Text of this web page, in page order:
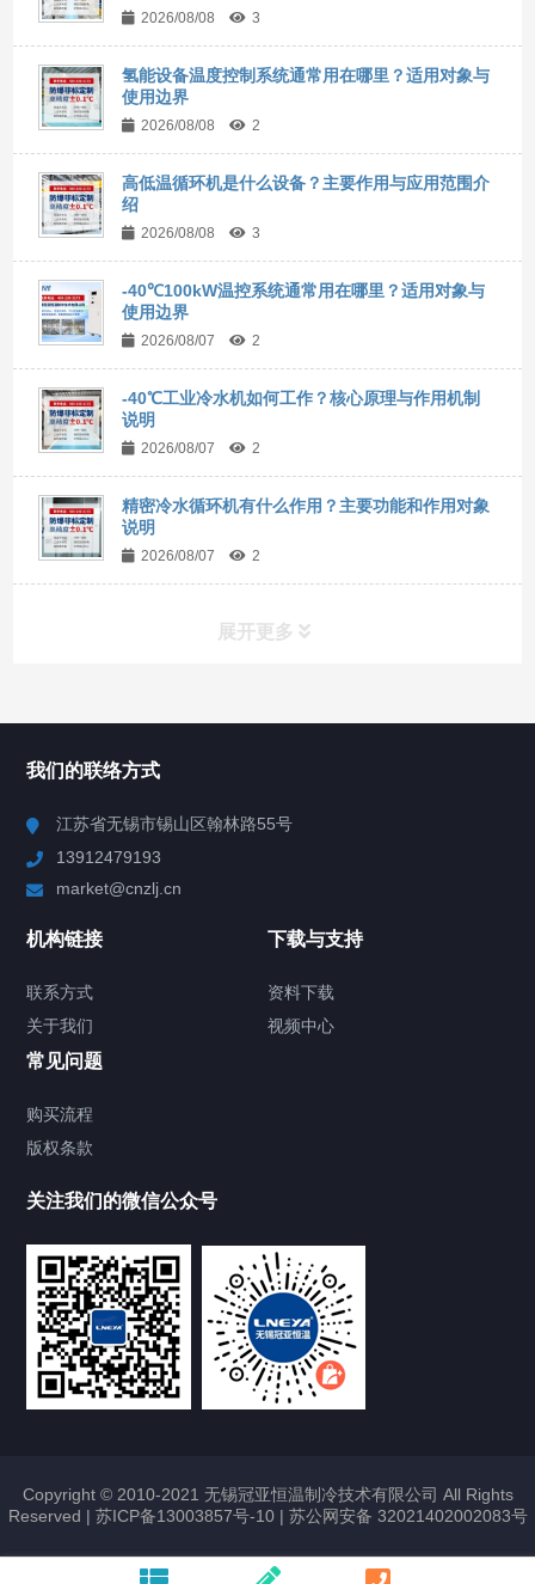
2026/08/08 3
氢能设备温度控制系统通常用在哪里？适用对象与
使用边界
2026/08/08 2
高低温循环机是什么设备？主要作用与应用范围介
绍
2026/08/08 3
-40℃100kW温控系统通常用在哪里？适用对象与
使用边界
2026/08/07 2
-40℃工业冷水机如何工作？核心原理与作用机制
说明
2026/08/07 2
精密冷水循环机有什么作用？主要功能和作用对象
说明
2026/08/07 2
展开更多
Chiller高精度制冷循环器
TCU温度控制单元
Chiller气体控温系统
Chamber试验箱
FREEZER低温箱
VOCs冷凝回收装置
我们的联络方式
江苏省无锡市锡山区翰林路55号
13912479193
market@cnzlj.cn
机构链接
联系方式
关于我们
下载与支持
资料下载
视频中心
常见问题
购买流程
版权条款
关注我们的微信公众号
Copyright © 2010-2021 无锡冠亚恒温制冷技术有限公司 All Rights
Reserved | 苏ICP备13003857号-10| 苏公网安备 32021402002083号